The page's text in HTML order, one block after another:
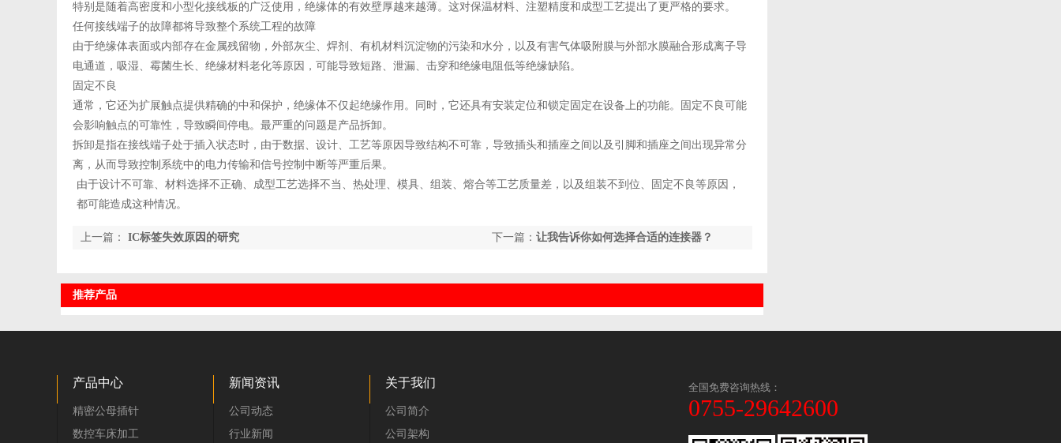
特别是随着高密度和小型化接线板的广泛使用，绝缘体的有效壁厚越来越薄。这对保温材料、注塑精度和成型工艺提出了更严格的要求。
任何接线端子的故障都将导致整个系统工程的故障
由于绝缘体表面或内部存在金属残留物，外部灰尘、焊剂、有机材料沉淀物的污染和水分，以及有害气体吸附膜与外部水膜融合形成离子导
电通道，吸湿、霉菌生长、绝缘材料老化等原因，可能导致短路、泄漏、击穿和绝缘电阻低等绝缘缺陷。
固定不良
通常，它还为扩展触点提供精确的中和保护，绝缘体不仅起绝缘作用。同时，它还具有安装定位和锁定固定在设备上的功能。固定不良可能
会影响触点的可靠性，导致瞬间停电。最严重的问题是产品拆卸。
拆卸是指在接线端子处于插入状态时，由于数据、设计、工艺等原因导致结构不可靠，导致插头和插座之间以及引脚和插座之间出现异常分
离，从而导致控制系统中的电力传输和信号控制中断等严重后果。
由于设计不可靠、材料选择不正确、成型工艺选择不当、热处理、模具、组装、熔合等工艺质量差，以及组装不到位、固定不良等原因，
都可能造成这种情况。
下一篇： 让我告诉你如何选择合适的连接器？
上一篇： IC标签失效原因的研究
推荐产品
产品中心
精密公母插针
数控车床加工
新闻资讯
公司动态
行业新闻
关于我们
公司简介
公司架构
全国免费咨询热线：
0755-29642600